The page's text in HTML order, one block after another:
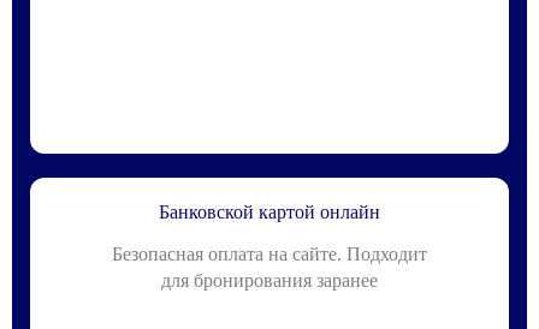
Банковской картой онлайн
Безопасная оплата на сайте. Подходит
для бронирования заранее